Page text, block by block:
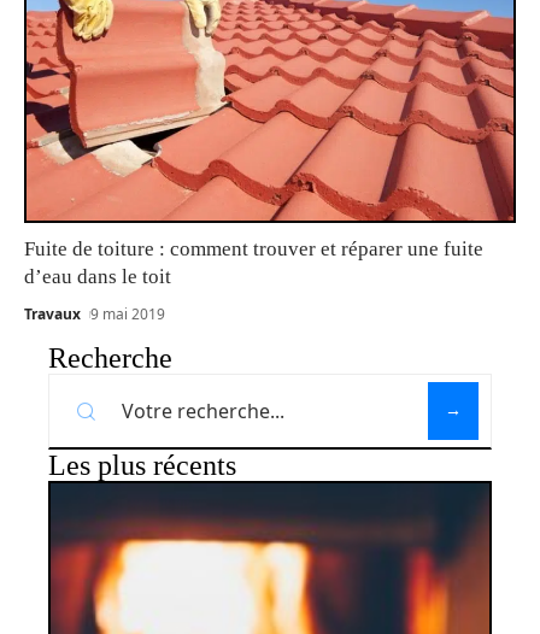
Fuite de toiture : comment trouver et réparer une fuite
d’eau dans le toit
Travaux 9 mai 2019
Recherche
Les plus récents